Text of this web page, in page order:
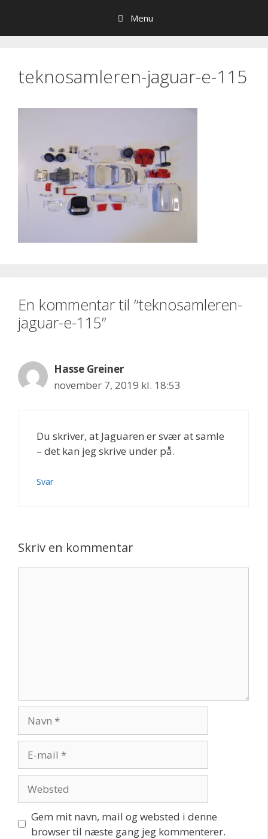
indhold
Menu
teknosamleren-jaguar-e-115
En kommentar til “teknosamleren-
jaguar-e-115”
Hasse Greiner
november 7, 2019 kl. 18:53
Du skriver, at Jaguaren er svær at samle
– det kan jeg skrive under på.
Svar
Skriv en kommentar
mail
Gem mit navn, mail og websted i denne
browser til næste gang jeg kommenterer.